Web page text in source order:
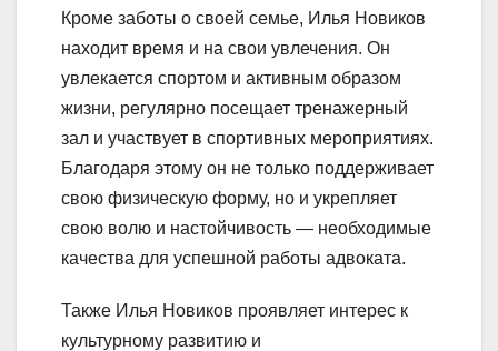
Кроме заботы о своей семье, Илья Новиков
находит время и на свои увлечения. Он
увлекается спортом и активным образом
жизни, регулярно посещает тренажерный
зал и участвует в спортивных мероприятиях.
Благодаря этому он не только поддерживает
свою физическую форму, но и укрепляет
свою волю и настойчивость — необходимые
качества для успешной работы адвоката.
Также Илья Новиков проявляет интерес к
культурному развитию и